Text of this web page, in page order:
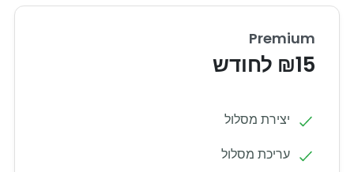
Premium
₪15 לחודש
יצירת מסלול
עריכת מסלול